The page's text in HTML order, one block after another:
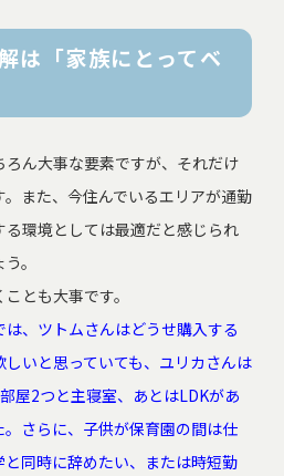
は「家族にとってベ
ん大事な要素ですが、それだけ
また、今住んでいるエリアが通勤
環境としては最適だと感じられ
。
とも大事です。
、ツトムさんはどうせ購入する
いと思っていても、ユリカさんは
屋2つと主寝室、あとはLDKがあ
さらに、子供が保育園の間は仕
同時に辞めたい、または時短勤